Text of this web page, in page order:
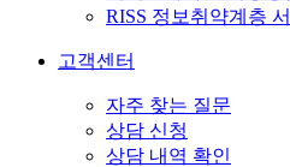
RISS 정보취약계층
고객센터
자주 찾는 질문
상담 신청
상담 내역 확인